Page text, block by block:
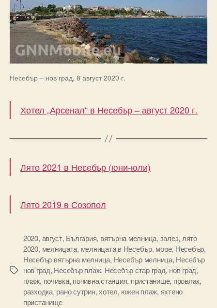
Несебър – нов град, 8 август 2020 г.
Хотел „Арсенал“ в Несебър – август 2020 г.
Лято 2021 в Несебър (юни-юли)
Лято 2019 в Созопол
Tags
2020, август, България, вятърна мелница, залез, лято
2020, мелницата, мелницата в Несебър, море, Несебър,
Несебър вятърна мелница, Несебър мелница, Несебър
нов град, Несебър плаж, Несебър стар град, нов град,
плаж, почивка, почивна станция, пристанище, провлак,
разходка, рано сутрин,хотел, южен плаж, яхтено
пристанище